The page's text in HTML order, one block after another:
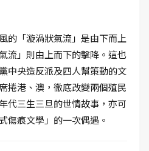
的「漩渦狀氣流」是由下而上
流」則由上而下的擊降。這也
中央造反派及四人幫策動的文
捲港、澳，徹底改變兩個殖民
代三生三旦的世情故事，亦可
傷痕文學」的一次偶遇。